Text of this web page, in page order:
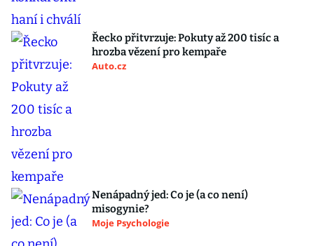
Řecko přitvrzuje: Pokuty až 200 tisíc a
hrozba vězení pro kempaře
Auto.cz
Nenápadný jed: Co je (a co není)
misogynie?
Moje Psychologie